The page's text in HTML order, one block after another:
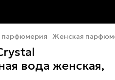
парфюмерия Женская
вода женская,